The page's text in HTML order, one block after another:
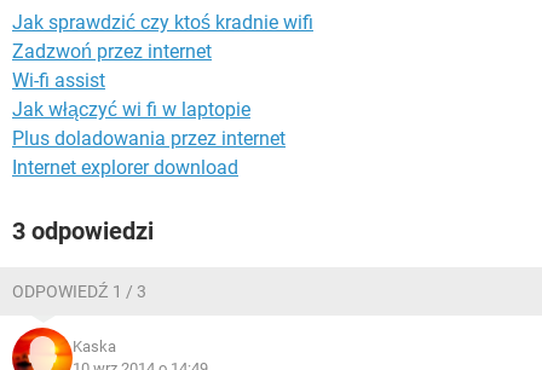
Jak sprawdzić czy ktoś kradnie wifi
Zadzwoń przez internet
Wi-fi assist
Jak włączyć wi fi w laptopie
Plus doladowania przez internet
Internet explorer download
3 odpowiedzi
ODPOWIEDŹ 1 / 3
Kaska